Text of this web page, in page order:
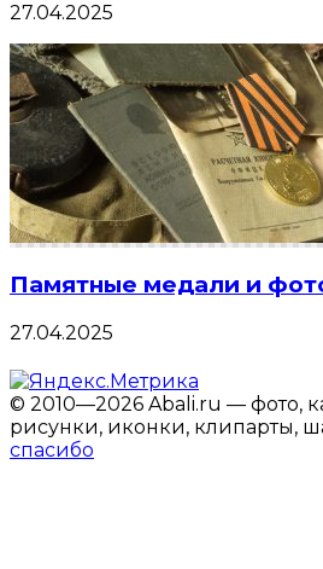
27.04.2025
Памятные медали и
27.04.2025
© 2010—2026 Abali.ru — фото,
рисунки, иконки, клипарты,
спасибо